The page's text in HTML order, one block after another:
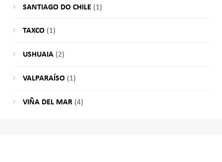
SANTIAGO DO CHILE (1)
TAXCO(1)
USHUAIA(2)
VALPARAÍSO(1)
VIÑA DEL MAR(4)